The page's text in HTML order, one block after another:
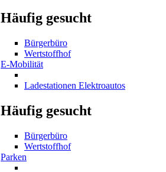
Häufig gesucht
Bürgerbüro
Wertstoffhof
E-Mobilität
Ladestationen Elektroautos
Häufig gesucht
Bürgerbüro
Wertstoffhof
Parken